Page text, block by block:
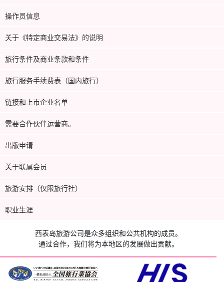
操作员信息
关于《特定商业交易法》的说明
旅行条件及商业条款和条件
旅行服务手续费表（国内旅行）
链接和上市企业名单
需要合作伙伴运营商。
出版申请
关于联属会员
旅游安排（仅限旅行社）
职业生涯
西表岛旅游公司是众多组织和公共机构的成员。
通过合作，我们将为本地区的发展做出贡献。